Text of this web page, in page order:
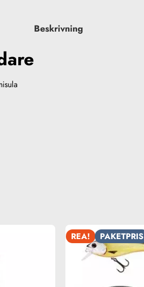
Beskrivning
REA! PAKETPRIS